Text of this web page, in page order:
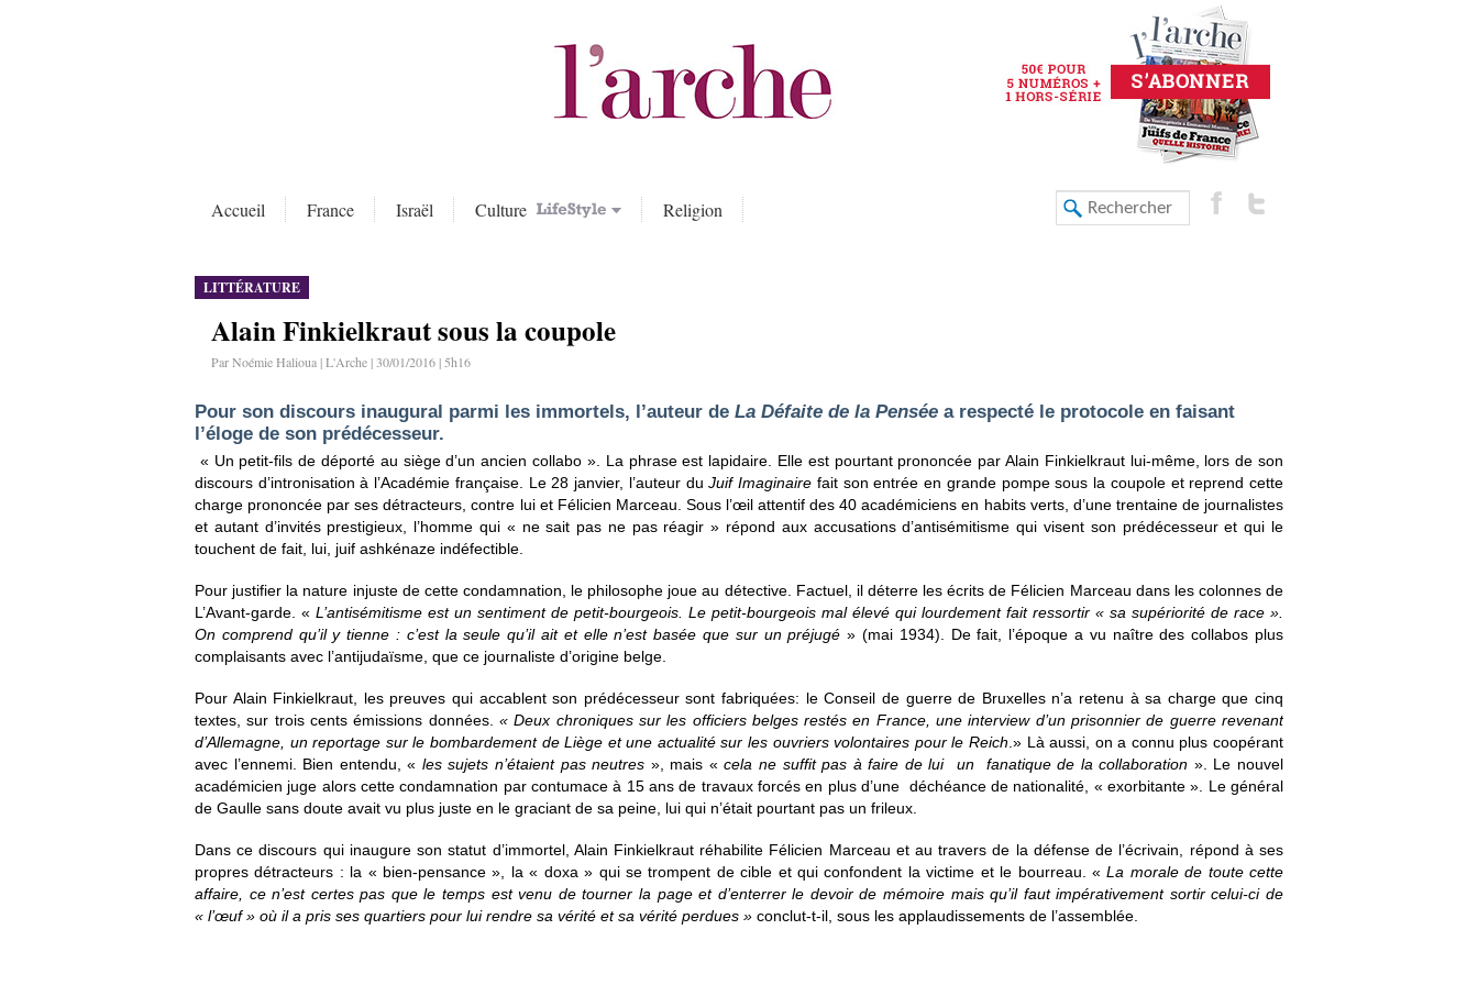
Accueil France Israël Culture Religion
LITTÉRATURE
Alain Finkielkraut sous la coupole
Par Noémie Halioua | L'Arche | 30/01/2016 | 5h16
Pour son discours inaugural parmi les immortels, l’auteur de La Défaite de la Pensée a respecté le protocole en faisant
l’éloge de son prédécesseur.
« Un petit-fils de déporté au siège d’un ancien collabo ». La phrase est lapidaire. Elle est pourtant prononcée par Alain Finkielkraut lui-même, lors de son
discours d’intronisation à l’Académie française. Le 28 janvier, l’auteur duJuif Imaginaire fait son entrée en grande pompe sous la coupole et reprend cette
charge prononcée par ses détracteurs, contre lui et Félicien Marceau. Sous l’œil attentif des 40 académiciens en habits verts, d’une trentaine de journalistes
et autant d’invités prestigieux, l’homme qui « ne sait pas ne pas réagir » répond aux accusations d’antisémitisme qui visent son prédécesseur et qui le
touchent de fait, lui, juif ashkénaze indéfectible.
Pour justifier la nature injuste de cette condamnation, le philosophe joue au détective. Factuel, il déterre les écrits de Félicien Marceau dans les colonnes de
L’Avant-garde. « L’antisémitisme est un sentiment de petit-bourgeois. Le petit-bourgeois mal élevé qui lourdement fait ressortir « sa supériorité de race ».
On comprend qu’il y tienne : c’est la seule qu’il ait et elle n’est basée que sur un préjugé » (mai 1934). De fait, l’époque a vu naître des collabos plus
complaisants avec l’antijudaïsme, que ce journaliste d’origine belge.
Pour Alain Finkielkraut, les preuves qui accablent son prédécesseur sont fabriquées: le Conseil de guerre de Bruxelles n’a retenu à sa charge que cinq
textes, sur trois cents émissions données. « Deux chroniques sur les officiers belges restés en France, une interview d’un prisonnier de guerre revenant
d’Allemagne, un reportage sur le bombardement de Liège et une actualité sur les ouvriers volontaires pour le Reich .» Là aussi, on a connu plus coopérant
avec l’ennemi. Bien entendu, « les sujets n’étaient pas neutres », mais «cela ne suffit pas à faire de lui un fanatique de la collaboration ». Le nouvel
académicien juge alors cette condamnation par contumace à 15 ans de travaux forcés en plus d’une déchéance de nationalité, « exorbitante ». Le général
de Gaulle sans doute avait vu plus juste en le graciant de sa peine, lui qui n’était pourtant pas un frileux.
Dans ce discours qui inaugure son statut d’immortel, Alain Finkielkraut réhabilite Félicien Marceau et au travers de la défense de l’écrivain, répond à ses
propres détracteurs : la « bien-pensance », la « doxa » qui se trompent de cible et qui confondent la victime et le bourreau. «La morale de toute cette
affaire, ce n’est certes pas que le temps est venu de tourner la page et d’enterrer le devoir de mémoire mais qu’il faut impérativement sortir celui-ci de
« l’œuf » où il a pris ses quartiers pour lui rendre sa vérité et sa vérité perdues » conclut-t-il, sous les applaudissements de l’assemblée.